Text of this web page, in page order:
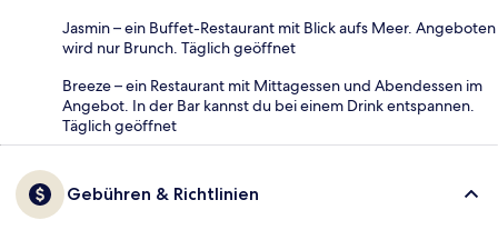
Jasmin – ein Buffet-Restaurant mit Blick aufs Meer. Angeboten
wird nur Brunch. Täglich geöffnet
Breeze – ein Restaurant mit Mittagessen und Abendessen im
Angebot. In der Bar kannst du bei einem Drink entspannen.
Täglich geöffnet
Gebühren & Richtlinien